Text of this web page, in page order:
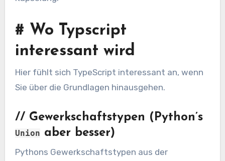
# Wo Typscript
interessant wird
Hier fühlt sich TypeScript interessant an, wenn
Sie über die Grundlagen hinausgehen.
// Gewerkschaftstypen (Python’s
Union aber besser)
Pythons Gewerkschaftstypen aus der